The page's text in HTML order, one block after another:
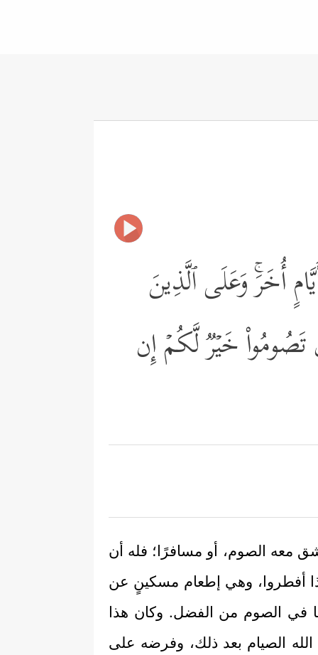
أُخَرَۚ وَعَلَى ٱلَّذِینَ
خَیۡرࣱ لَّكُمۡ إِن
معه الصوم، أو مسافرًا؛ فله أن
أفطروا، وهي إطعام مسكينٍ عن
في الصوم من الفضل. وكان هذا
الصيام بعد ذلك، وفرضه على